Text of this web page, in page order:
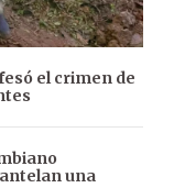
el crimen de
una